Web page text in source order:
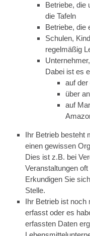
Betriebe, die
die Tafeln
Betriebe, die
Schulen,
regelmäßig
Dabei ist es
auf der
über
auf
Ihr Betrieb besteht
einen gewissen
Dies ist z.B. bei
Veranstaltungen
Erkundigen Sie
Stelle.
Ihr Betrieb ist noch
erfasst oder es
erfassten Daten